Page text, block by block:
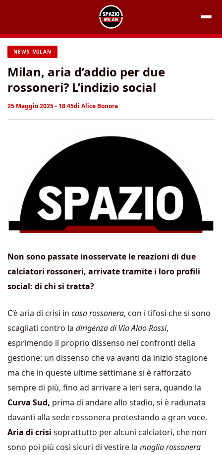
contenuto
NEWS MILAN
Milan, aria d’addio per due
rossoneri? L’indizio social
25 Maggio 2025 - 18:45di Alice Bonora
Non sono passate inosservate le reazioni di due
calciatori rossoneri, arrivate tramite i loro profili
social: di chi si tratta?
C’è aria di crisi in casa rossonera, con i tifosi che si sono
scagliati contro la dirigenza di Via Aldo Rossi,
esprimendo il proprio dissenso nei confronti della
gestione: un dissenso che va avanti da inizio stagione
ma che in queste ultime settimane si è rafforzato
sempre di più, fino ad arrivare a ieri sera, quando la
Curva Sud, prima di andare allo stadio, si è radunata
davanti alla sede rossonera protestando a gran voce.
Aria di crisi soprattutto per alcuni calciatori, che non
sono poi più così sicuri di vestire la maglia rossonera